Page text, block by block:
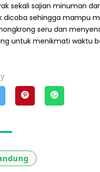
sekali sajian minuman
dicoba sehingga mampu
seru dan
untuk menikmati waktu